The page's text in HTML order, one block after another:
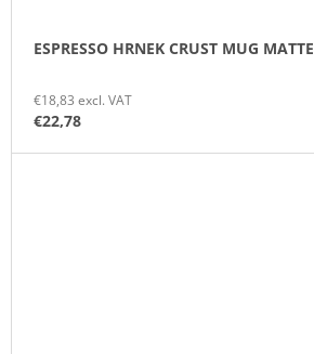
ESPRESSO HRNEK CRUST MUG MATTE
€18,83 excl. VAT
€22,78